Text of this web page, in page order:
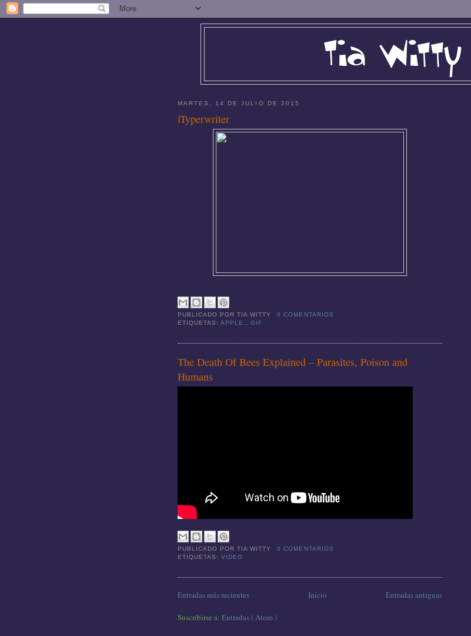
MARTES, 14 DE JULIO DE 2015
iTyperwriter
PUBLICADO PORTIA WITTY
0 COMENTARIOS
ETIQUETAS:APPLE ,GIF
The Death Of Bees Explained – Parasites, Poison and
Humans
PUBLICADO PORTIA WITTY
0 COMENTARIOS
ETIQUETAS:VIDEO
Entradas más recientes Entradas antiguas
Inicio
Suscribirse a: Entradas ( Atom )